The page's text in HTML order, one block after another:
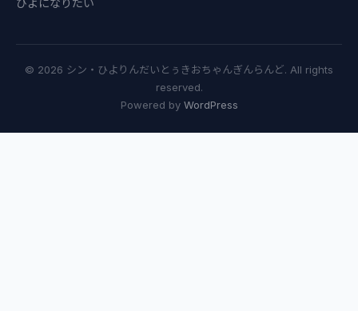
ひよになりたい
© 2026 シン・ひよりんだいとぅきおちゃんぎんらんど. All rights
reserved.
Powered by WordPress